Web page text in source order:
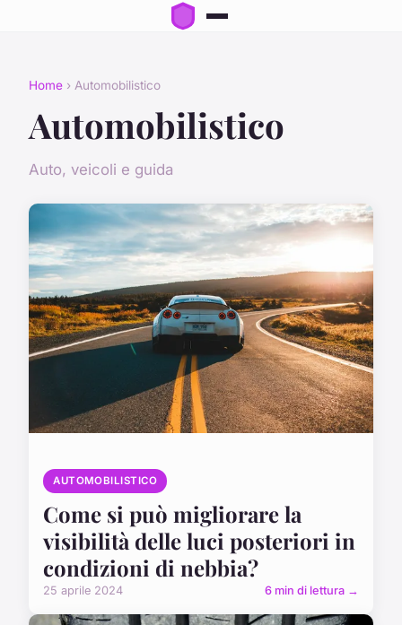
Home › Automobilistico
Automobilistico
Auto, veicoli e guida
AUTOMOBILISTICO
Come si può migliorare la
visibilità delle luci posteriori in
condizioni di nebbia?
25 aprile 2024 6 min di lettura →